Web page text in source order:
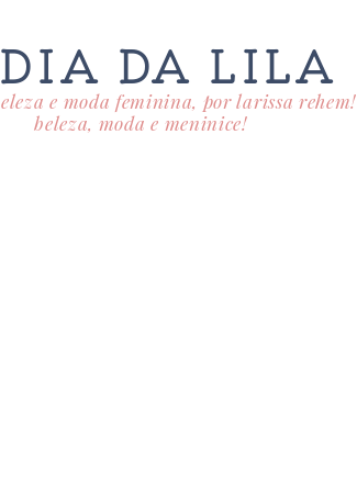
DA LILA
e moda feminina, por larissa rehem!
beleza, moda e meninice!